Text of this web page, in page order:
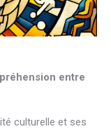
entre
culturelle et ses